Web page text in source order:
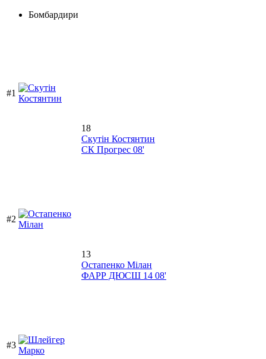
Бомбардири
#1
18
Скутін Костянтин
СК Прогрес 08'
#2
13
Остапенко Мілан
ФАРР ДЮСШ 14 08'
#3